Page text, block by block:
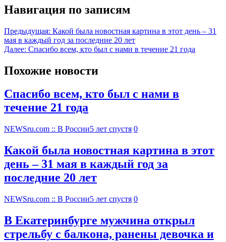
Навигация по записям
Предыдущая: Какой была новостная картина в этот день – 31
мая в каждый год за последние 20 лет
Далее: Спасибо всем, кто был с нами в течение 21 года
Похожие новости
Спасибо всем, кто был с нами в
течение 21 года
NEWSru.com :: В России5 лет спустя 0
Какой была новостная картина в этот
день – 31 мая в каждый год за
последние 20 лет
NEWSru.com :: В России5 лет спустя 0
В Екатеринбурге мужчина открыл
стрельбу с балкона, ранены девочка и